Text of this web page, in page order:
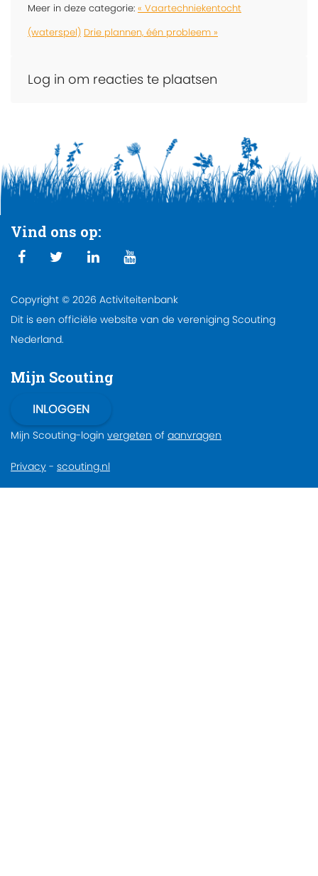
Meer in deze categorie: « Vaartechniekentocht
(waterspel) Drie plannen, één probleem »
Log in om reacties te plaatsen
Vind ons op:
Copyright © 2026 Activiteitenbank
Dit is een officiële website van de vereniging Scouting
Nederland.
Mijn Scouting
Mijn Scouting-login vergeten of aanvragen
Privacy - scouting.nl